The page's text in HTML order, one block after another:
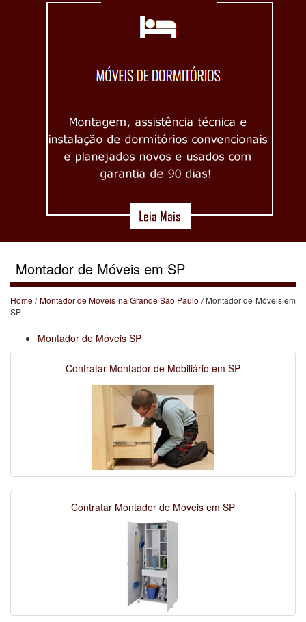
Montador de Móveis em SP
Home/Montador de Móveis na Grande São Paulo / Montador de Móveis em
SP
Montador de Móveis SP
Contratar Montador de Mobiliário em SP
Contratar Montador de Móveis em SP